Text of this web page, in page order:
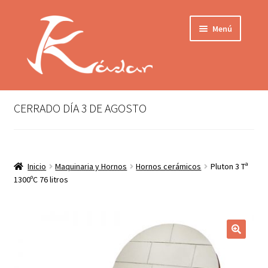
navegación
contenido
Menú
Localización
INICIO
CONDICIONES
CERRADO DÍA 3 DE AGOSTO
Inicio Maquinaria y Hornos Hornos cerámicos
Pluton 3 Tª
1300ºC 76 litros